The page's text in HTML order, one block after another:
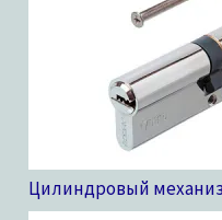
Цилиндровый